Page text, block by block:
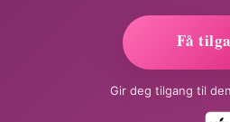
Få
Gir deg tilgang til